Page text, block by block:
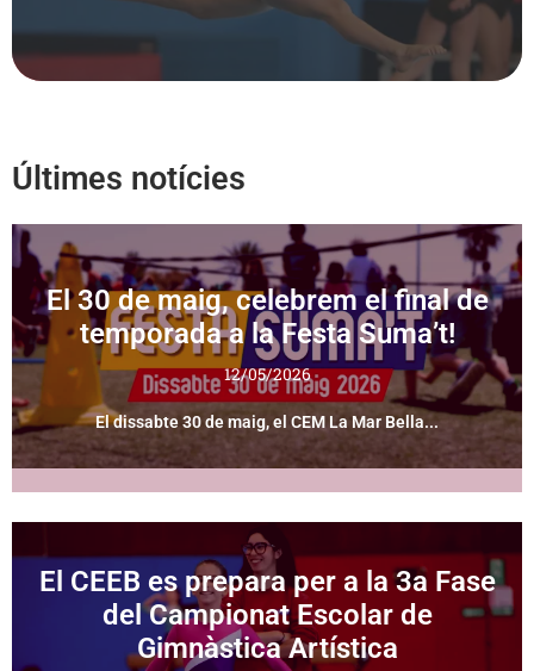
Últimes notícies
El 30 de maig, celebrem el final de
temporada a la Festa Suma’t!
12/05/2026
El dissabte 30 de maig, el CEM La Mar Bella...
El CEEB es prepara per a la 3a Fase
del Campionat Escolar de
Gimnàstica Artística